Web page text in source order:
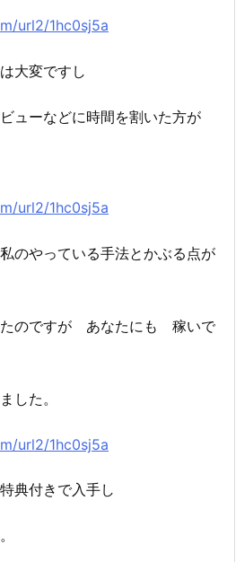
url2/1hc0sj5a
大変ですし
ューなどに時間を割いた方が
url2/1hc0sj5a
やっている手法とかぶる点が
たのですが あなたにも 稼いで
た。
url2/1hc0sj5a
付きで入手し